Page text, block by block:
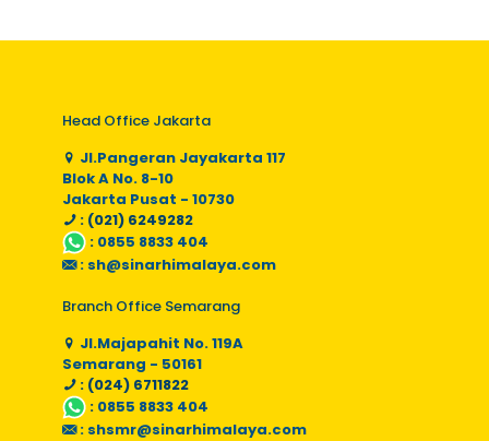
Head Office Jakarta
Jl.Pangeran Jayakarta 117
Blok A No. 8-10
Jakarta Pusat - 10730
: (021) 6249282
: 0855 8833 404
: sh@sinarhimalaya.com
Branch Office Semarang
Jl.Majapahit No. 119A
Semarang - 50161
: (024) 6711822
: 0855 8833 404
: shsmr@sinarhimalaya.com